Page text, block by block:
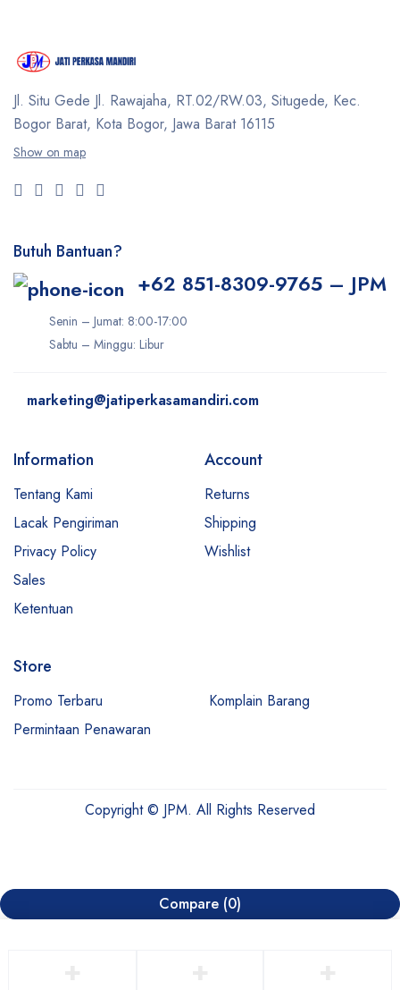
Jl. Situ Gede Jl. Rawajaha, RT.02/RW.03, Situgede, Kec.
Bogor Barat, Kota Bogor, Jawa Barat 16115
Show on map
Butuh Bantuan?
+62 851-8309-9765 – JPM
Senin – Jumat: 8:00-17:00
Sabtu – Minggu: Libur
marketing@jatiperkasamandiri.com
Information
Tentang Kami
Lacak Pengiriman
Privacy Policy
Sales
Ketentuan
Account
Returns
Shipping
Wishlist
Store
Promo Terbaru
Komplain Barang
Permintaan Penawaran
Copyright © JPM. All Rights Reserved
Compare (0)